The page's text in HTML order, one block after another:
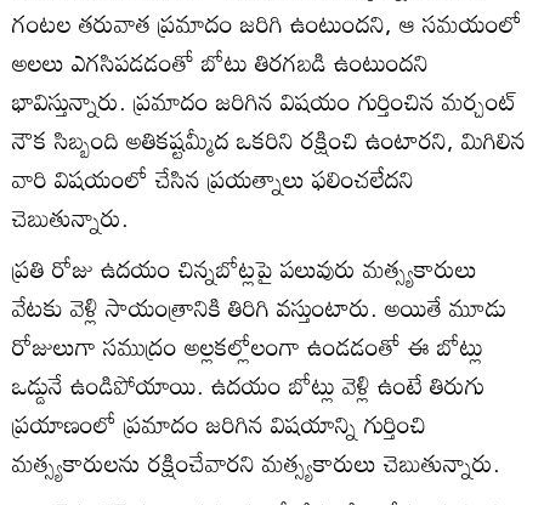
గంటల తరువాత ప్రమాదం జరిగి ఉంటుందని, ఆ సమయంలో
అలలు ఎగసిపడడంతో బోటు తిరగబడి ఉంటుందని
భావిస్తున్నారు. ప్రమాదం జరిగిన విషయం గుర్తించిన మర్చంట్‌
నౌక సిబ్బంది అతికష్టమ్మీద ఒకరిని రక్షించి ఉంటారని, మిగిలిన
వారి విషయంలో చేసిన ప్రయత్నాలు ఫలించలేదని
చెబుతున్నారు.
ప్రతి రోజు ఉదయం చిన్నబోట్లపై పలువురు మత్స్యకారులు
వేటకు వెళ్లి సాయంత్రానికి తిరిగి వస్తుంటారు. అయితే మూడు
రోజులుగా సముద్రం అల్లకల్లోలంగా ఉండడంతో ఈ బోట్లు
ఒడ్డునే ఉండిపోయాయి. ఉదయం బోట్లు వెళ్లి ఉంటే తిరుగు
ప్రయాణంలో ప్రమాదం జరిగిన విషయాన్ని గుర్తించి
మత్స్యకారులను రక్షించేవారని మత్స్యకారులు చెబుతున్నారు.